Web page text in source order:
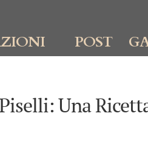
POST
Una